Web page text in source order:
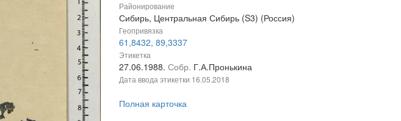
Районирование
Сибирь, Центральная Сибирь (S3) (Россия)
Геопривязка
61,8432, 89,3337
Этикетка
27.06.1988. Собр. Г.А.Пронькина
Дата ввода этикетки 16.05.2018
Полная карточка